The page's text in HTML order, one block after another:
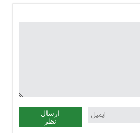
ارسال
نظر